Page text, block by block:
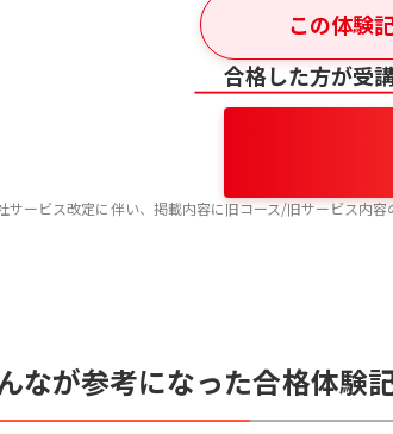
この体験
合格した方が受
サービス改定に伴い、掲載内容に旧コース/旧サービス内容
なが参考になった合格体験